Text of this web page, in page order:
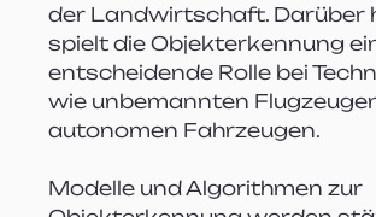
der Landwirtschaft. Darüber
spielt die Objekterkennung
entscheidende Rolle bei
wie unbemannten
autonomen Fahrzeugen.
Modelle und Algorithmen zur